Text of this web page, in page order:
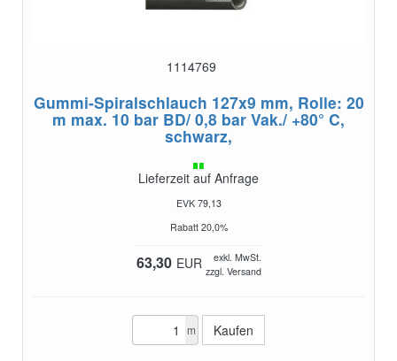
1114769
Gummi-Spiralschlauch 127x9 mm, Rolle: 20
m max. 10 bar BD/ 0,8 bar Vak./ +80° C,
schwarz,
Lieferzeit auf Anfrage
EVK 79,13
Rabatt 20,0%
63,30 EUR
exkl. MwSt.
zzgl. Versand
m